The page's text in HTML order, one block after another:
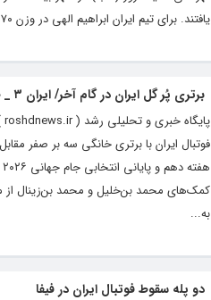
یافتند. برای تیم ایران ابراهیم الهی در وزن ۷۰ کیلوگرم و عرفان علیزاده در وزن ۹۷ کیلوگرم به مدال طلا، ابوالفضل شمسی پور در وزن ۷۹...
برتری پُر گل ایران در گام آخر/ ایران ۳ _ ۰ کره شمالی
کمک‌های محمد بن‌خلیل و محمد بن‌زینال از
به...
دو پله سقوط فوتبال ایران در فیفا